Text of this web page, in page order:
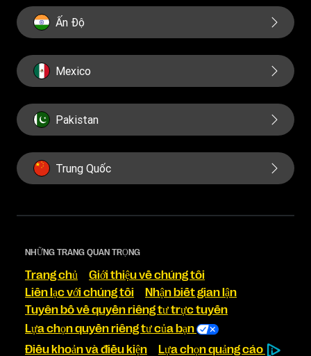
Ấn Độ
Mexico
Pakistan
Trung Quốc
NHỮNG TRANG QUAN TRỌNG
Trang chủ
Giới thiệu về chúng tôi
Liên lạc với chúng tôi
Nhận biết gian lận
Tuyên bố về quyền riêng tư trực tuyến
Lựa chọn quyền riêng tư của bạn
Điều khoản và điều kiện
Lựa chọn quảng cáo